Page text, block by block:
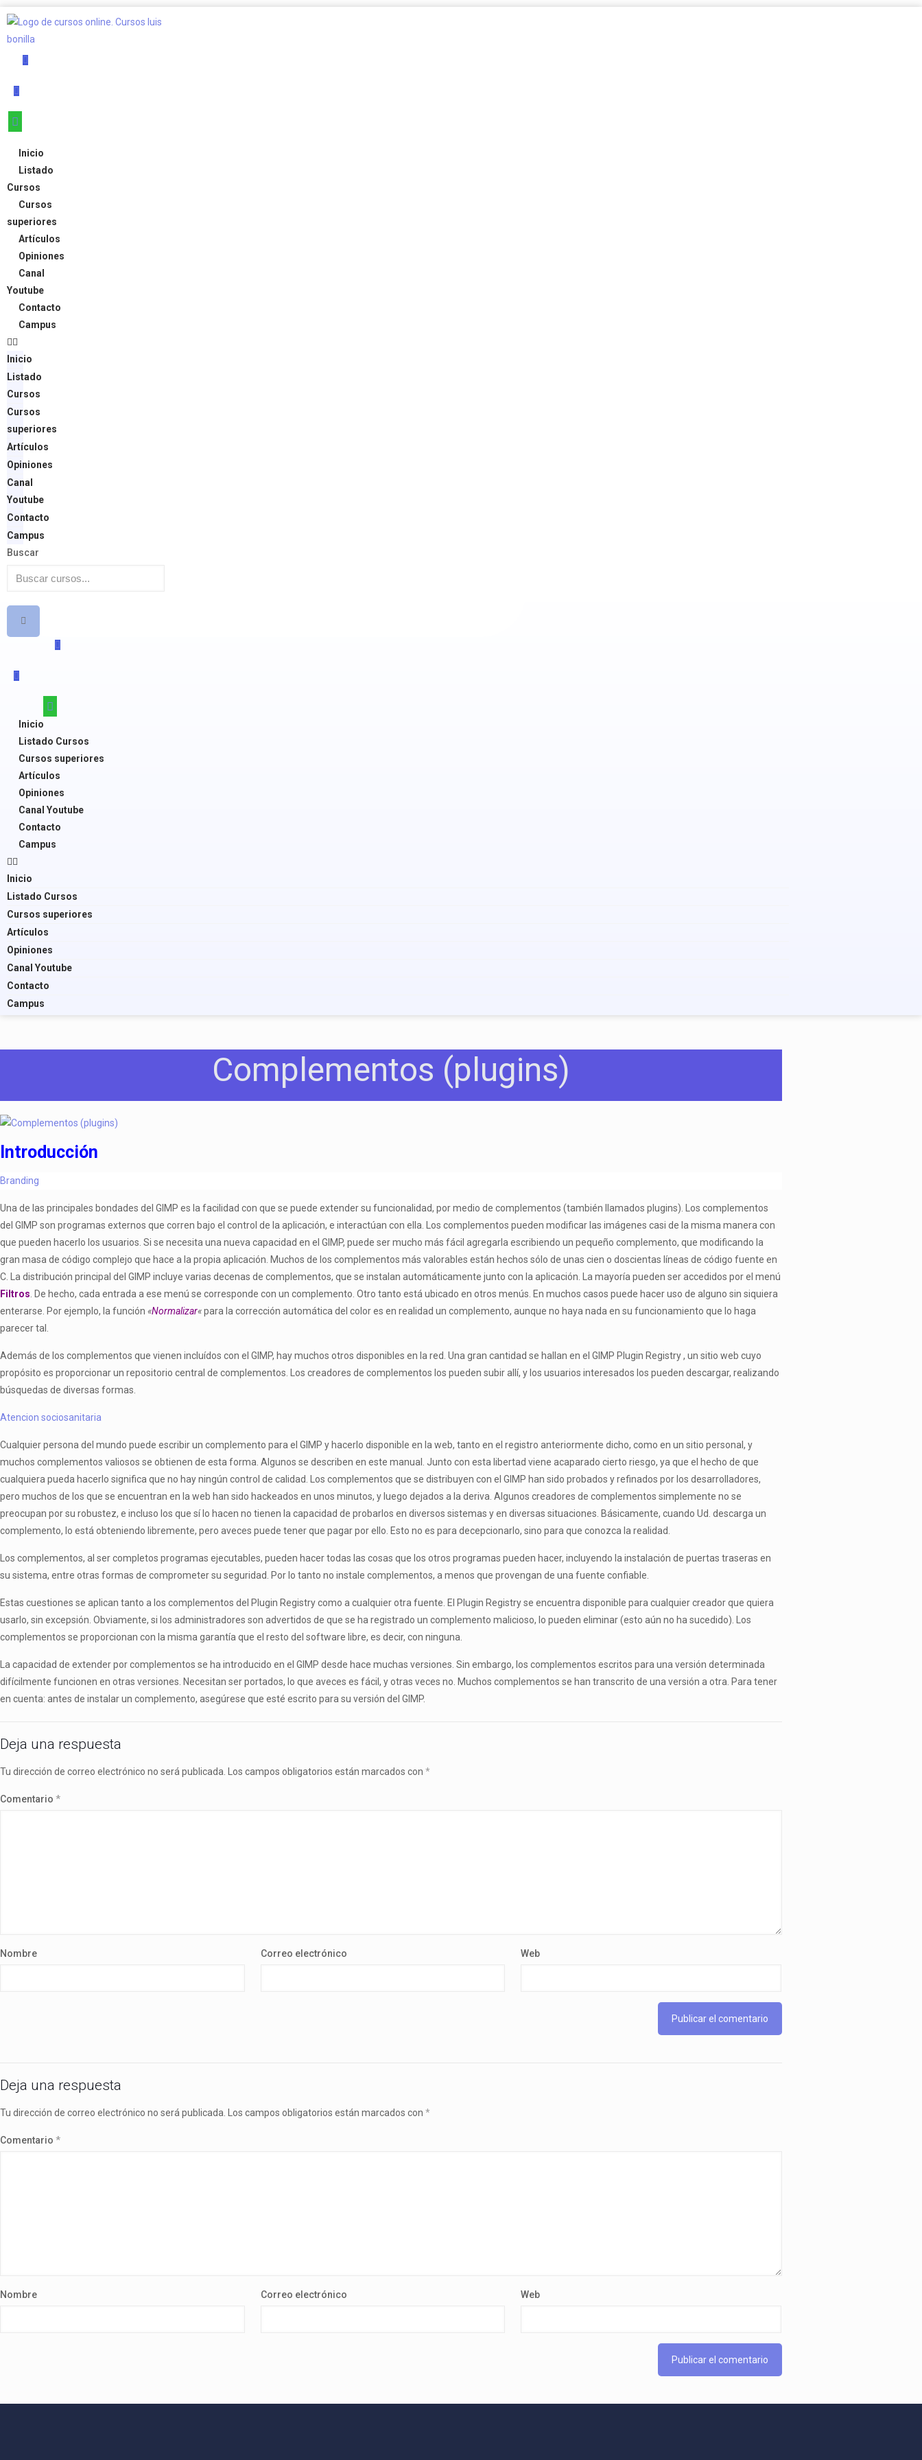
Inicio
Listado
Cursos
Cursos
superiores
Artículos
Opiniones
Canal
Youtube
Contacto
Campus
Inicio
Listado
Cursos
Cursos
superiores
Artículos
Opiniones
Canal
Youtube
Contacto
Campus
Buscar
Inicio
Listado Cursos
Cursos superiores
Artículos
Opiniones
Canal Youtube
Contacto
Campus
Inicio
Listado Cursos
Cursos superiores
Artículos
Opiniones
Canal Youtube
Contacto
Campus
Complementos (plugins)
Introducción
Branding
Una de las principales bondades del GIMP es la facilidad con que se puede extender su funcionalidad, por medio de complementos (también llamados plugins). Los complementos
del GIMP son programas externos que corren bajo el control de la aplicación, e interactúan con ella. Los complementos pueden modificar las imágenes casi de la misma manera con
que pueden hacerlo los usuarios. Si se necesita una nueva capacidad en el GIMP, puede ser mucho más fácil agregarla escribiendo un pequeño complemento, que modificando la
gran masa de código complejo que hace a la propia aplicación. Muchos de los complementos más valorables están hechos sólo de unas cien o doscientas líneas de código fuente en
C. La distribución principal del GIMP incluye varias decenas de complementos, que se instalan automáticamente junto con la aplicación. La mayoría pueden ser accedidos por el menú
Filtros . De hecho, cada entrada a ese menú se corresponde con un complemento. Otro tanto está ubicado en otros menús. En muchos casos puede hacer uso de alguno sin siquiera
enterarse. Por ejemplo, la función «Normalizar«para la corrección automática del color es en realidad un complemento, aunque no haya nada en su funcionamiento que lo haga
parecer tal.
Además de los complementos que vienen incluídos con el GIMP, hay muchos otros disponibles en la red. Una gran cantidad se hallan en el GIMP Plugin Registry , un sitio web cuyo
propósito es proporcionar un repositorio central de complementos. Los creadores de complementos los pueden subir allí, y los usuarios interesados los pueden descargar, realizando
búsquedas de diversas formas.
Atencion sociosanitaria
Cualquier persona del mundo puede escribir un complemento para el GIMP y hacerlo disponible en la web, tanto en el registro anteriormente dicho, como en un sitio personal, y
muchos complementos valiosos se obtienen de esta forma. Algunos se describen en este manual. Junto con esta libertad viene acaparado cierto riesgo, ya que el hecho de que
cualquiera pueda hacerlo significa que no hay ningún control de calidad. Los complementos que se distribuyen con el GIMP han sido probados y refinados por los desarrolladores,
pero muchos de los que se encuentran en la web han sido hackeados en unos minutos, y luego dejados a la deriva. Algunos creadores de complementos simplemente no se
preocupan por su robustez, e incluso los que sí lo hacen no tienen la capacidad de probarlos en diversos sistemas y en diversas situaciones. Básicamente, cuando Ud. descarga un
complemento, lo está obteniendo libremente, pero aveces puede tener que pagar por ello. Esto no es para decepcionarlo, sino para que conozca la realidad.
Los complementos, al ser completos programas ejecutables, pueden hacer todas las cosas que los otros programas pueden hacer, incluyendo la instalación de puertas traseras en
su sistema, entre otras formas de comprometer su seguridad. Por lo tanto no instale complementos, a menos que provengan de una fuente confiable.
Estas cuestiones se aplican tanto a los complementos del Plugin Registry como a cualquier otra fuente. El Plugin Registry se encuentra disponible para cualquier creador que quiera
usarlo, sin excepsión. Obviamente, si los administradores son advertidos de que se ha registrado un complemento malicioso, lo pueden eliminar (esto aún no ha sucedido). Los
complementos se proporcionan con la misma garantía que el resto del software libre, es decir, con ninguna.
La capacidad de extender por complementos se ha introducido en el GIMP desde hace muchas versiones. Sin embargo, los complementos escritos para una versión determinada
difícilmente funcionen en otras versiones. Necesitan ser portados, lo que aveces es fácil, y otras veces no. Muchos complementos se han transcrito de una versión a otra. Para tener
en cuenta: antes de instalar un complemento, asegúrese que esté escrito para su versión del GIMP.
Deja una respuesta
Tu dirección de correo electrónico no será publicada. Los campos obligatorios están marcados con *
Comentario *
Nombre Correo electrónico Web
Deja una respuesta
Tu dirección de correo electrónico no será publicada. Los campos obligatorios están marcados con *
Comentario *
Nombre Correo electrónico Web